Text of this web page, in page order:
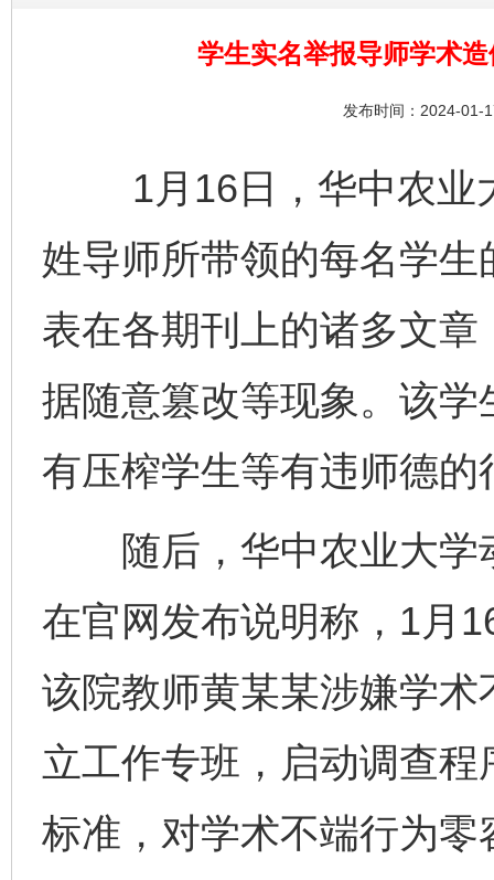
学生实名举报导师学术
发布时间：2024-01-
1月16日，华中农业
姓导师所带领的每名学
表在各期刊上的诸多文
据随意篡改等现象。该
有压榨学生等有违师德的
随后，华中农业大学
在官网发布说明称，1月
该院教师黄某某涉嫌学
立工作专班，启动调查
标准，对学术不端行为